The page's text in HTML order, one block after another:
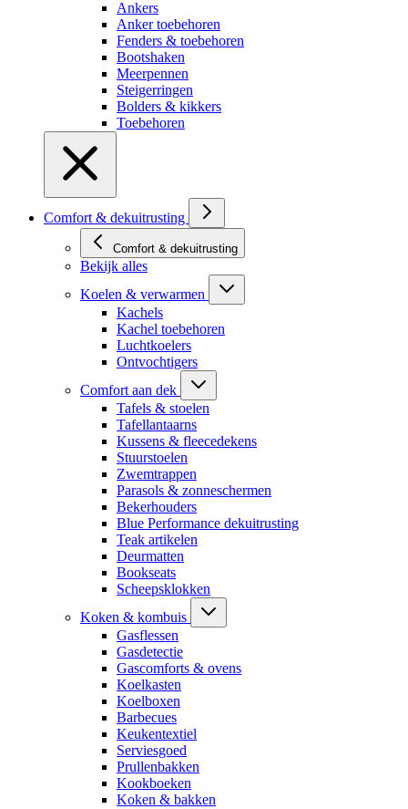
Ankers
Anker toebehoren
Fenders & toebehoren
Bootshaken
Meerpennen
Steigerringen
Bolders & kikkers
Toebehoren
Comfort & dekuitrusting
Comfort & dekuitrusting
Bekijk alles
Koelen & verwarmen
Kachels
Kachel toebehoren
Luchtkoelers
Ontvochtigers
Comfort aan dek
Tafels & stoelen
Tafellantaarns
Kussens & fleecedekens
Stuurstoelen
Zwemtrappen
Parasols & zonneschermen
Bekerhouders
Blue Performance dekuitrusting
Teak artikelen
Deurmatten
Bookseats
Scheepsklokken
Koken & kombuis
Gasflessen
Gasdetectie
Gascomforts & ovens
Koelkasten
Koelboxen
Barbecues
Keukentextiel
Serviesgoed
Prullenbakken
Kookboeken
Koken & bakken